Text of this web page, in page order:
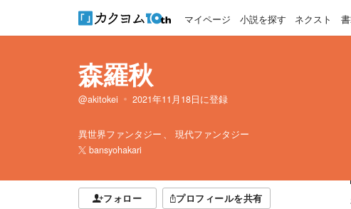
マイページ 小説を探す ネクスト
森羅秋
@akitokei 2021年11月18日に登録
異世界ファンタジー
現代ファンタジー
bansyohakari
フォロー プロフィールを共有